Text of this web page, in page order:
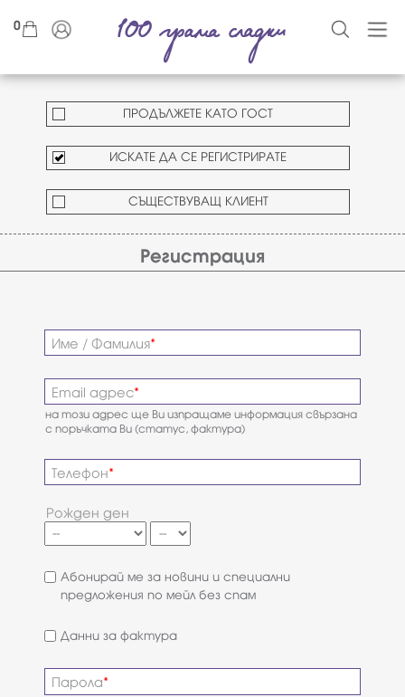
0
ПРОДЪЛЖЕТЕ КАТО ГОСТ
ИСКАТЕ ДА СЕ РЕГИСТРИРАТЕ
СЪЩЕСТВУВАЩ КЛИЕНТ
Регистрация
Име / Фамилия
Email адрес
на този адрес ще Ви изпращаме информация свързана
с поръчката Ви (статус, фактура)
Телефон
Рожден ден
Абонирай ме за новини и специални
предложения по мейл без спам
Данни за фактура
Парола